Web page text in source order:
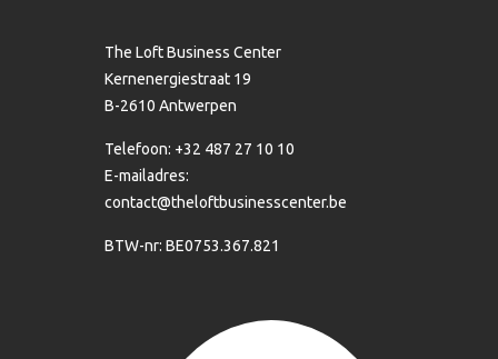
The Loft Business Center
Kernenergiestraat 19
B-2610 Antwerpen
Telefoon: +32 487 27 10 10
E-mailadres:
contact@theloftbusinesscenter.be
BTW-nr: BE0753.367.821